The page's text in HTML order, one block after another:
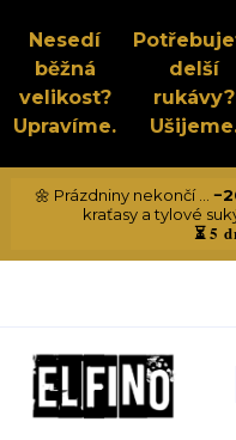
Nesedí
běžná
velikost?
Upravíme.
delší
rukávy?
🌼 Prázdniny nekončí ...
kraťasy a tylové
⏳5